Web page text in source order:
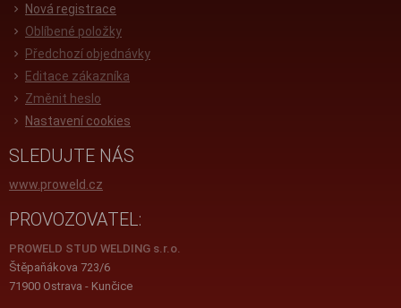
Nová registrace
Oblíbené položky
Předchozí objednávky
Editace zákazníka
Změnit heslo
Nastavení cookies
SLEDUJTE NÁS
www.proweld.cz
PROVOZOVATEL:
PROWELD STUD WELDING s.r.o.
Štěpaňákova 723/6
71900 Ostrava - Kunčice